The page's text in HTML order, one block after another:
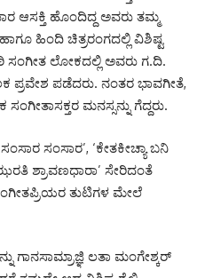
ಆಸಕ್ತಿ ಹೊಂದಿದ್ದ ಅವರು ತಮ್ಮ
ಹಿಂದಿ ಚಿತ್ರರಂಗದಲ್ಲಿ ವಿಶಿಷ್ಟ
ಸಂಗೀತ ಲೋಕದಲ್ಲಿ ಅವರು ಗ.ದಿ.
ಪಡೆದರು. ನಂತರ ಭಾವಗೀತೆ,
ಮನಸ್ಸನ್ನು ಗೆದ್ದರು.
ಸಂಸಾರ’, ‘ಕೇತಕೀಚ್ಯಾ ಬನಿ
ಶ್ರಾವಣಧಾರಾ’ ಸೇರಿದಂತೆ
ತುಟಿಗಳ ಮೇಲೆ
ಗಾನಸಾಮ್ರಾಜ್ಞಿ ಲತಾ ಮಂಗೇಶ್ಕರ್